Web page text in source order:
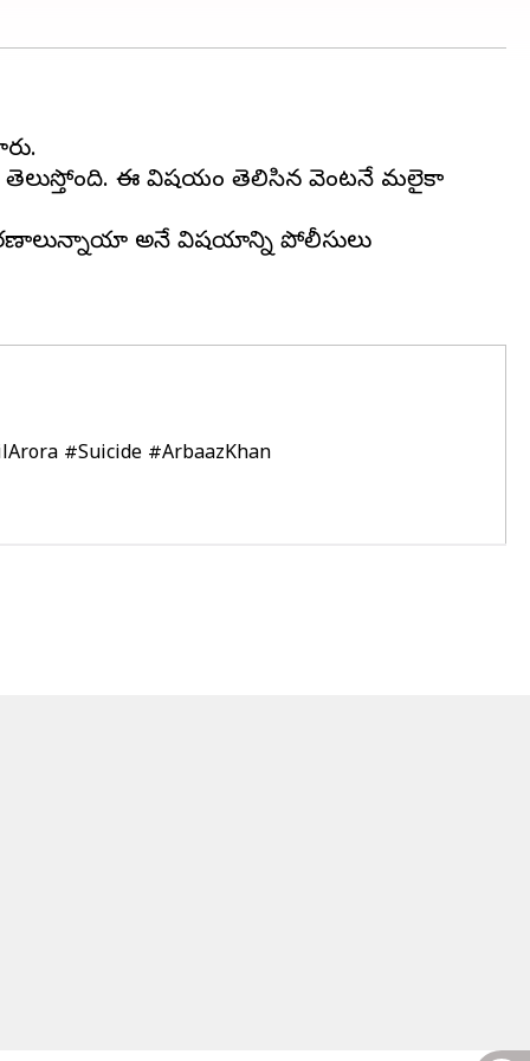
తెలుస్తోంది. ఈ విషయం తెలిసిన వెంటనే మలైకా
అనే విషయాన్ని పోలీసులు
#Suicide #ArbaazKhan